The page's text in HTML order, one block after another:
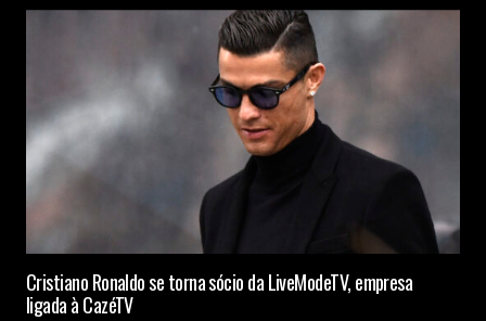
Cristiano Ronaldo se torna sócio da LiveModeTV, empresa
ligada à CazéTV